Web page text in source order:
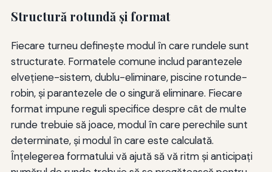
Structură rotundă și format
Fiecare turneu definește modul în care rundele sunt
structurate. Formatele comune includ parantezele
elvețiene-sistem, dublu-eliminare, piscine rotunde-
robin, și parantezele de o singură eliminare. Fiecare
format impune reguli specifice despre cât de multe
runde trebuie să joace, modul în care perechile sunt
determinate, și modul în care este calculată.
Înțelegerea formatului vă ajută să vă ritm și anticipați